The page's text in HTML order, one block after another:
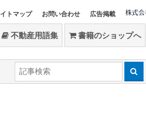
トマップ お問い合わせ 広告掲載
不動産用語集 書籍のショップへ